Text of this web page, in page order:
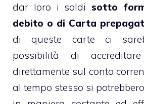
dar loro i soldi sotto
debito o di Carta
di queste carte ci
possibilità di
direttamente sul conto
al tempo stesso si